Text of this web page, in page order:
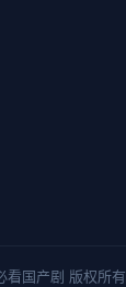
国产剧 版权所有